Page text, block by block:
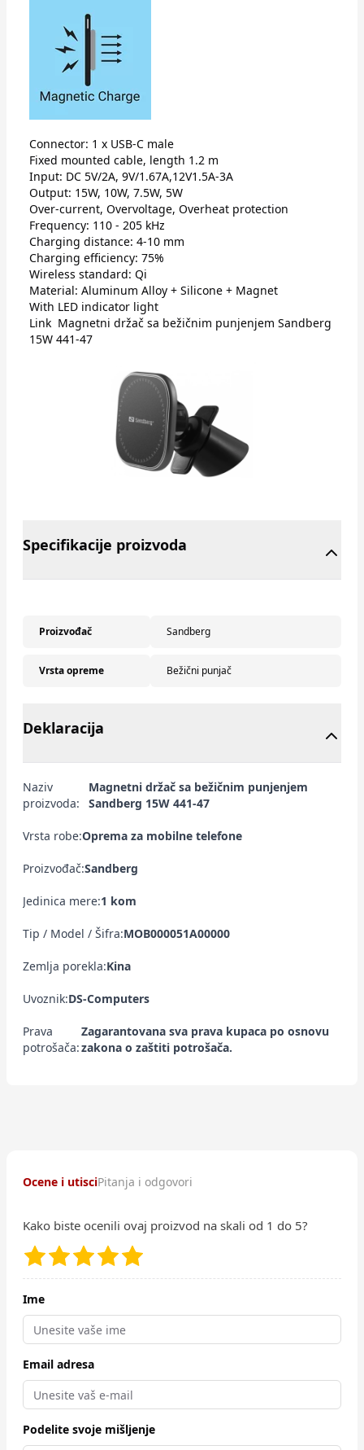
Connector: 1 x USB-C male
Fixed mounted cable, length 1.2 m
Input: DC 5V/2A, 9V/1.67A,12V1.5A-3A
Output: 15W, 10W, 7.5W, 5W
Over-current, Overvoltage, Overheat protection
Frequency: 110 - 205 kHz
Charging distance: 4-10 mm
Charging efficiency: 75%
Wireless standard: Qi
Material: Aluminum Alloy + Silicone + Magnet
With LED indicator light
Link Magnetni držač sa bežičnim punjenjem Sandberg
15W 441-47
Specifikacije proizvoda
Proizvođač Sandberg
Vrsta opreme Bežični punjač
Deklaracija
Naziv
proizvoda:
Magnetni držač sa bežičnim punjenjem
Sandberg 15W 441-47
Vrsta robe:Oprema za mobilne telefone
Proizvođač:Sandberg
Jedinica mere:1 kom
Tip / Model / Šifra:MOB000051A00000
Zemlja porekla:Kina
Uvoznik:DS-Computers
Prava
potrošača:
Zagarantovana sva prava kupaca po osnovu
zakona o zaštiti potrošača.
Ocene i utisciPitanja i odgovori
Kako biste ocenili ovaj proizvod na skali od 1 do 5?
Ime
Email adresa
Podelite svoje mišljenje